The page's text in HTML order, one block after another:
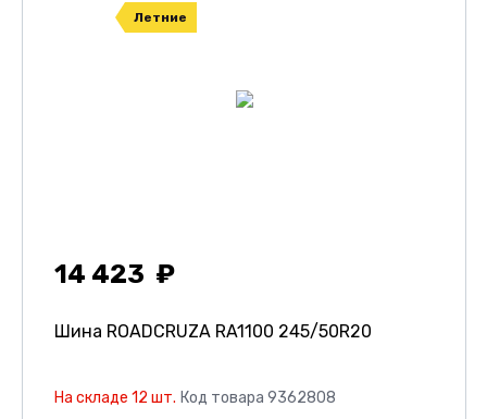
Летние
14 423
Шина ROADCRUZA RA1100 245/50R20
На складе 12 шт. Код товара 9362808